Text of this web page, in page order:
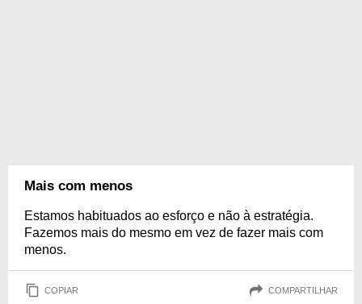
Mais com menos
Estamos habituados ao esforço e não à estratégia.
Fazemos mais do mesmo em vez de fazer mais com
menos.
COPIAR COMPARTILHAR